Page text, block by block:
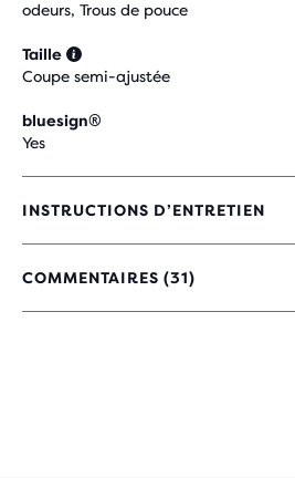
odeurs, Trous de pouce
Taille
Coupe semi-ajustée
bluesign®
Yes
INSTRUCTIONS D’ENTRETIEN
COMMENTAIRES (31)
4.9
SUR